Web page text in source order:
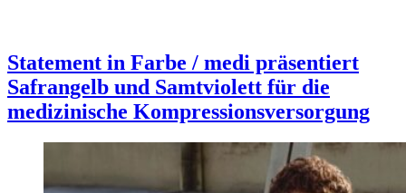
Statement in Farbe / medi präsentiert
Safrangelb und Samtviolett für die
medizinische Kompressionsversorgung